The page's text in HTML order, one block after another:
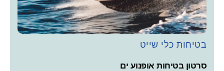
בטיחות כלי שייט
סרטון בטיחות אופנוע ים